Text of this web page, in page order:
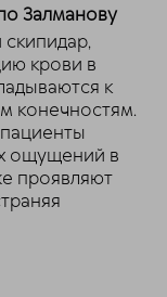
Залманову
крови в
к
конечностям.
ощущений в
проявляют